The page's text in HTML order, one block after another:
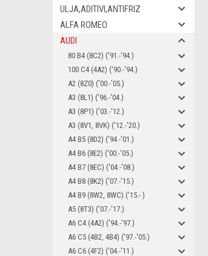
ULJA,ADITIVI,ANTIFRIZ
ALFA ROMEO
AUDI
80 B4 (8C2) ('91.-'94.)
100 C4 (4A2) ('90.-'94.)
A2 (8Z0) ('00.-'05.)
A3 (8L1) ('96.-'04.)
A3 (8P1) ('03.-'12.)
A3 (8V1, 8VK) ('12.-'20.)
A4 B5 (8D2) ('94.-'01.)
A4 B6 (8E2) ('00.-'05.)
A4 B7 (8EC) ('04.-'08.)
A4 B8 (8K2) ('07.-'15.)
A4 B9 (8W2, 8WC) ('15.- )
A5 (8T3) ('07.-'17.)
A6 C4 (4A2) ('94.-'97.)
A6 C5 (4B2, 4B4) ('97.-'05.)
A6 C6 (4F2) ('04.-'11.)